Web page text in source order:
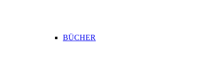
BÜCHER